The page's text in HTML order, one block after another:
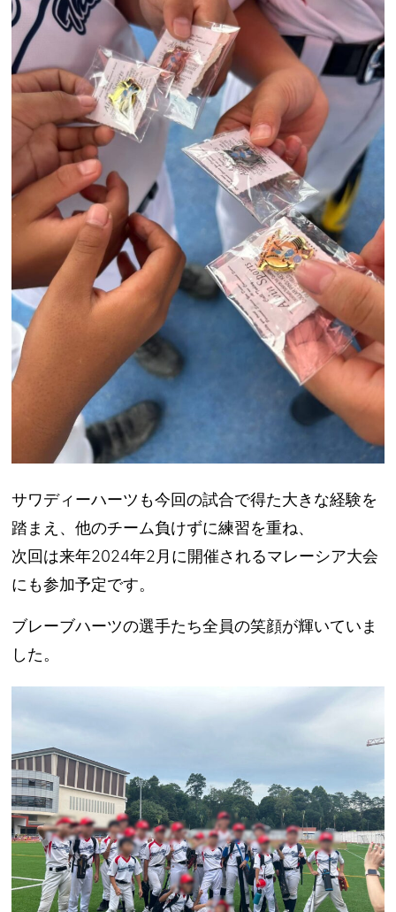
サワディーハーツも今回の試合で得た大きな経験を
踏まえ、他のチーム負けずに練習を重ね、
次回は来年2024年2月に開催されるマレーシア大会
にも参加予定です。
ブレーブハーツの選手たち全員の笑顔が輝いていま
した。